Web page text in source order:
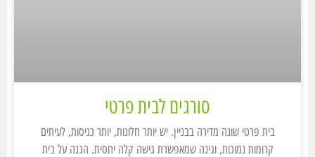
סורגים לבית פרטי
בית פרטי שונה מדירה בבניין. יש יותר חלונות, יותר כניסות, לעיתים
קרומות נמוכות, וגינה שמאפשרת גישה קלה יחסית. הגנה על בית